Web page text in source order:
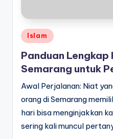
Posted
in
Islam
Panduan Lengkap
Semarang untuk
Awal Perjalanan: Niat
orang di Semarang
hari bisa menginjakkan
sering kali muncul